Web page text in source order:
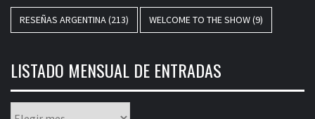
RESEÑAS ARGENTINA(213) WELCOME TO THE SHOW(9)
LISTADO MENSUAL DE ENTRADAS